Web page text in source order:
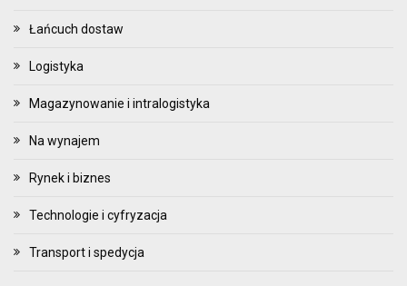
Łańcuch dostaw
Logistyka
Magazynowanie i intralogistyka
Na wynajem
Rynek i biznes
Technologie i cyfryzacja
Transport i spedycja